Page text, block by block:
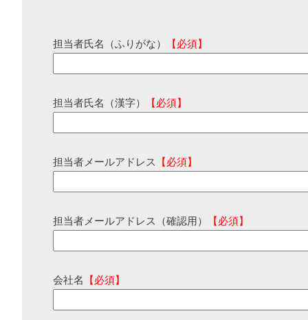
担当者氏名（ふりがな） 【必須】
担当者氏名（漢字） 【必須】
担当者メールアドレス 【必須】
担当者メールアドレス（確認用） 【必須】
会社名 【必須】